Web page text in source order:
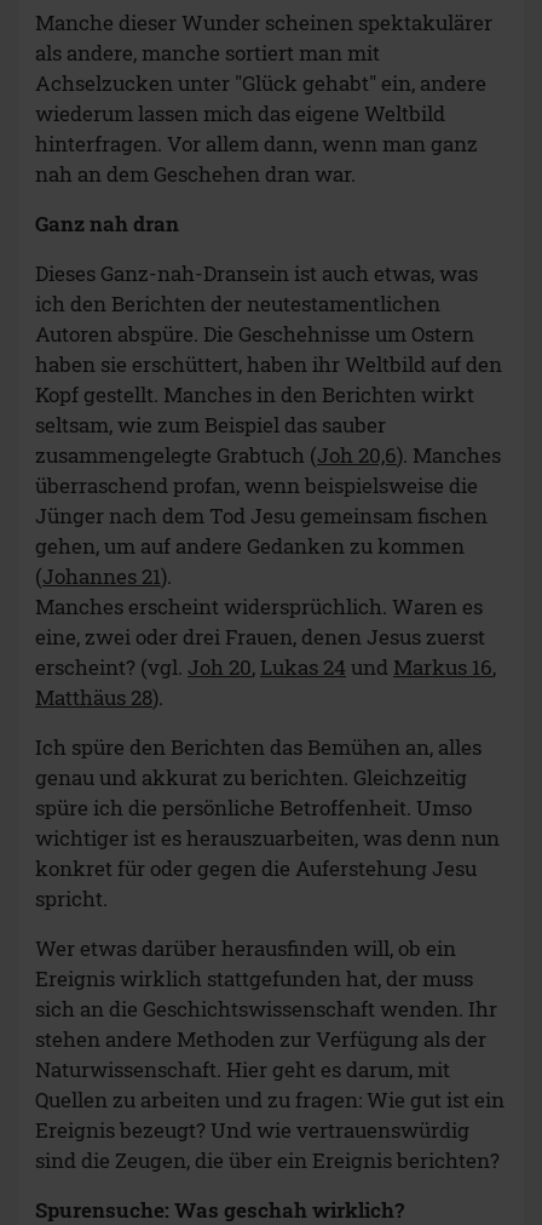
Manche dieser Wunder scheinen spektakulärer
als andere, manche sortiert man mit
Achselzucken unter "Glück gehabt" ein, andere
wiederum lassen mich das eigene Weltbild
hinterfragen. Vor allem dann, wenn man ganz
nah an dem Geschehen dran war.
Ganz nah dran
Dieses Ganz-nah-Dransein ist auch etwas, was
ich den Berichten der neutestamentlichen
Autoren abspüre. Die Geschehnisse um Ostern
haben sie erschüttert, haben ihr Weltbild auf den
Kopf gestellt. Manches in den Berichten wirkt
seltsam, wie zum Beispiel das sauber
zusammengelegte Grabtuch (Joh 20,6). Manches
überraschend profan, wenn beispielsweise die
Jünger nach dem Tod Jesu gemeinsam fischen
gehen, um auf andere Gedanken zu kommen
(Johannes 21).
Manches erscheint widersprüchlich. Waren es
eine, zwei oder drei Frauen, denen Jesus zuerst
erscheint? (vgl. Joh 20, Lukas 24 und Markus 16,
Matthäus 28).
Ich spüre den Berichten das Bemühen an, alles
genau und akkurat zu berichten. Gleichzeitig
spüre ich die persönliche Betroffenheit. Umso
wichtiger ist es herauszuarbeiten, was denn nun
konkret für oder gegen die Auferstehung Jesu
spricht.
Wer etwas darüber herausfinden will, ob ein
Ereignis wirklich stattgefunden hat, der muss
sich an die Geschichtswissenschaft wenden. Ihr
stehen andere Methoden zur Verfügung als der
Naturwissenschaft. Hier geht es darum, mit
Quellen zu arbeiten und zu fragen: Wie gut ist ein
Ereignis bezeugt? Und wie vertrauenswürdig
sind die Zeugen, die über ein Ereignis berichten?
Spurensuche: Was geschah wirklich?